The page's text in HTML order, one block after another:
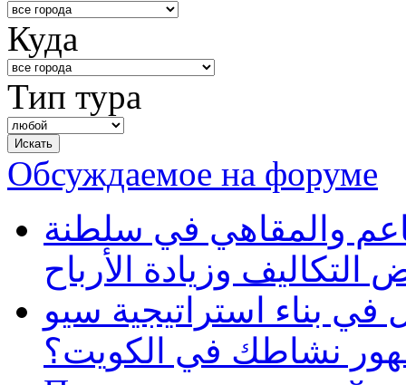
Куда
Тип тура
Обсуждаемое на форуме
والمقاهي في سلطنة
وزيادة الأرباح
بناء استراتيجية سيو
نشاطك في الكويت؟